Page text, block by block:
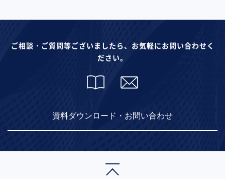
ご相談・ご質問等ございましたら、お気軽にお問い合わせく
ださい。
資料ダウンロード・お問い合わせ